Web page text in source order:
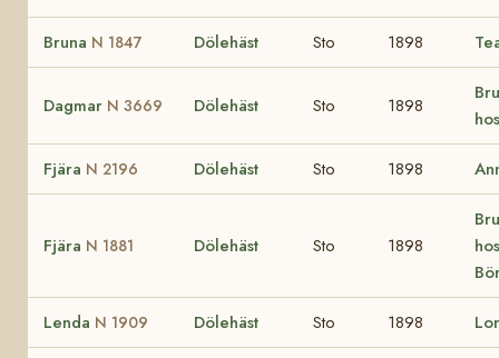
Bruna N 1847 Dölehäst Sto 1898
Dagmar N 3669 Dölehäst Sto 1898
Fjära N 2196 Dölehäst Sto 1898
Fjära N 1881 Dölehäst Sto 1898
Lenda N 1909 Dölehäst Sto 1898